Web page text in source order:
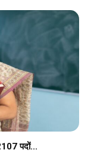
पदों...